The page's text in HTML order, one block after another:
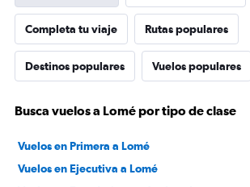
Completa tu viaje Rutas populares
Destinos populares Vuelos populares
Busca vuelos a Lomé por tipo de clase
Vuelos en Primera a Lomé
Vuelos en Ejecutiva a Lomé